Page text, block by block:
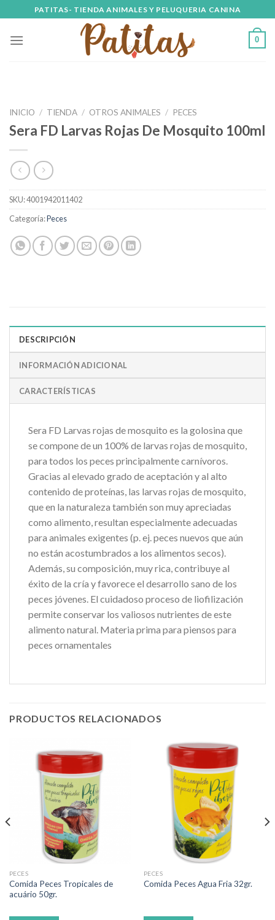
to
content
PATITAS- TIENDA ANIMALES Y PELUQUERIA CANINA
0
INICIO / TIENDA / OTROS ANIMALES / PECES
Sera FD Larvas Rojas De Mosquito 100ml
SKU:4001942011402
Categoría:Peces
DESCRIPCIÓN
INFORMACIÓN ADICIONAL
CARACTERÍSTICAS
Sera FD Larvas rojas de mosquito es la golosina que
se compone de un 100% de larvas rojas de mosquito,
para todos los peces principalmente carnívoros.
Gracias al elevado grado de aceptación y al alto
contenido de proteínas, las larvas rojas de mosquito,
que en la naturaleza también son muy apreciadas
como alimento, resultan especialmente adecuadas
para animales exigentes (p. ej. peces nuevos que aún
no están acostumbrados a los alimentos secos).
Además, su composición, muy rica, contribuye al
éxito de la cría y favorece el desarrollo sano de los
peces jóvenes. El cuidadoso proceso de liofilización
permite conservar los valiosos nutrientes de este
alimento natural. Materia prima para piensos para
peces ornamentales
PRODUCTOS RELACIONADOS
PECES
Comida Peces Tropicales de
acuário 50gr.
PECES
Comida Peces Agua Fria 32gr.